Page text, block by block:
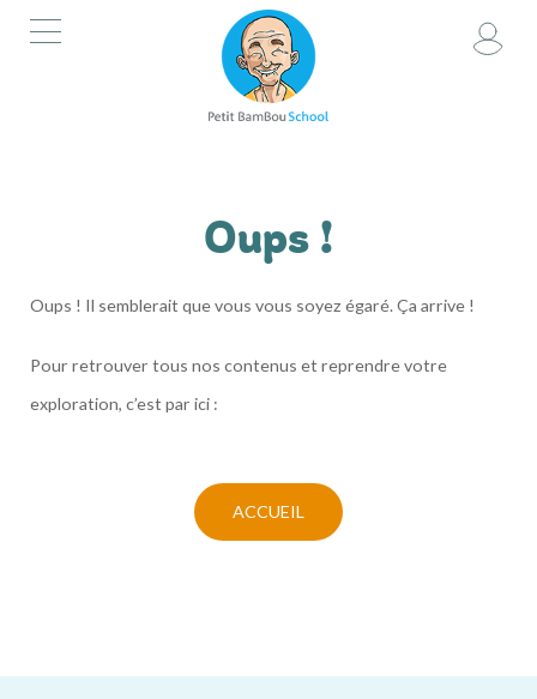
Oups !
Oups ! Il semblerait que vous vous soyez égaré. Ça arrive !
Pour retrouver tous nos contenus et reprendre votre
exploration, c’est par ici :
ACCUEIL